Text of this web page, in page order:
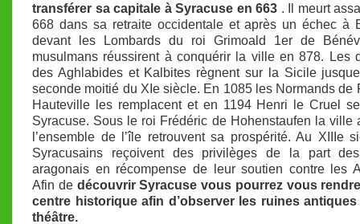
transférer sa capitale à Syracuse en 663 . Il meurt
668 dans sa retraite occidentale et après un échec à
devant les Lombards du roi Grimoald 1er de
musulmans réussirent à conquérir la ville en 878. Les
des Aghlabides et Kalbites règnent sur la Sicile
seconde moitié du XIe siècle. En 1085 les Normands de
Hauteville les remplacent et en 1194 Henri le Cruel
Syracuse. Sous le roi Frédéric de Hohenstaufen la ville
l’ensemble de l’île retrouvent sa prospérité. Au XIIIe
Syracusains reçoivent des privilèges de la part
aragonais en récompense de leur soutien contre les
Afin de découvrir Syracuse vous pourrez vous
centre historique afin d’observer les ruines
théâtre.